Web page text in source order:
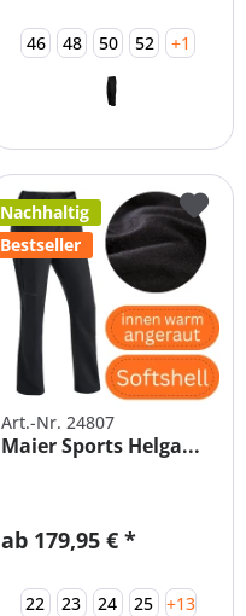
46 48 50 52 +1
Nachhaltig
Bestseller
Art.-Nr. 24807
Maier Sports Helga...
ab 179,95 € *
22 23 24 25 +13